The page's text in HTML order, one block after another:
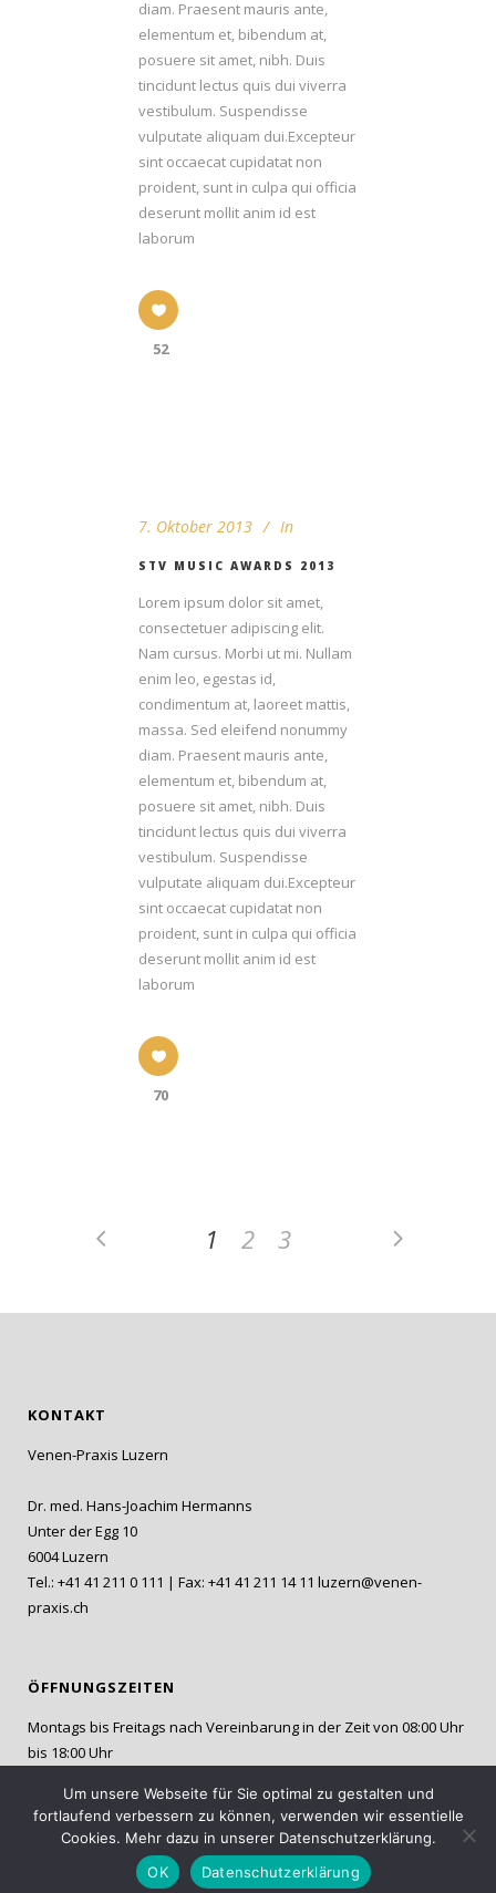
diam. Praesent mauris ante,
elementum et, bibendum at,
posuere sit amet, nibh. Duis
tincidunt lectus quis dui viverra
vestibulum. Suspendisse
vulputate aliquam dui.Excepteur
sint occaecat cupidatat non
proident, sunt in culpa qui officia
deserunt mollit anim id est
laborum
52
7. Oktober 2013 In
STV MUSIC AWARDS 2013
Lorem ipsum dolor sit amet,
consectetuer adipiscing elit.
Nam cursus. Morbi ut mi. Nullam
enim leo, egestas id,
condimentum at, laoreet mattis,
massa. Sed eleifend nonummy
diam. Praesent mauris ante,
elementum et, bibendum at,
posuere sit amet, nibh. Duis
tincidunt lectus quis dui viverra
vestibulum. Suspendisse
vulputate aliquam dui.Excepteur
sint occaecat cupidatat non
proident, sunt in culpa qui officia
deserunt mollit anim id est
laborum
70
1 2 3
KONTAKT
Venen-Praxis Luzern
Dr. med. Hans-Joachim Hermanns
Unter der Egg 10
6004 Luzern
Tel.: +41 41 211 0 111 | Fax: +41 41 211 14 11 luzern@venen-
praxis.ch
ÖFFNUNGSZEITEN
Montags bis Freitags nach Vereinbarung in der Zeit von 08:00 Uhr
bis 18:00 Uhr
Um unsere Webseite für Sie optimal zu gestalten und
fortlaufend verbessern zu können, verwenden wir essentielle
Cookies. Mehr dazu in unserer Datenschutzerklärung.
OK
Datenschutzerklärung